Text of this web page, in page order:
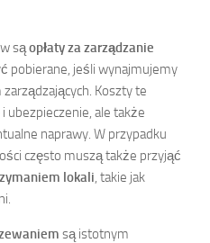
sąopłaty za zarządzanie
pobierane, jeśli wynajmujemy
Koszty te
ubezpieczenie, ale także
naprawy. W przypadku
często muszą także przyjąć
lokali, takie jak
są istotnym